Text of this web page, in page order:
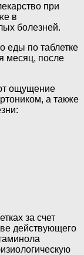
при
в
болезней.
еды по таблетке
месяц, после
ощущение
а также
за счет
действующего